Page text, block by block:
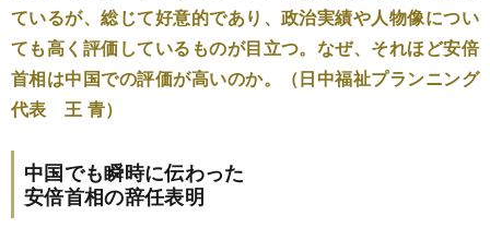
ているが、総じて好意的であり、政治実績や人物像につい
ても高く評価しているものが目立つ。なぜ、それほど安倍
首相は中国での評価が高いのか。（日中福祉プランニング
代表 王 青）
中国でも瞬時に伝わった
安倍首相の辞任表明